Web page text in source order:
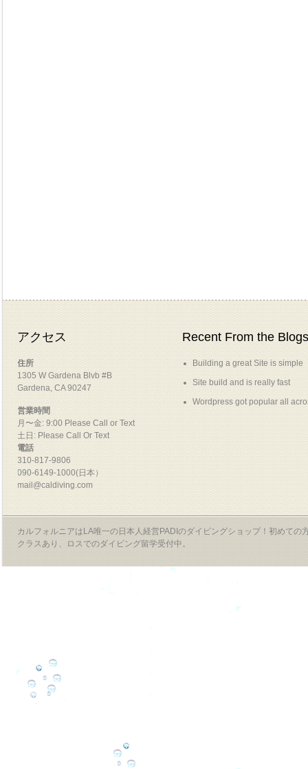
アクセス
住所
1305 W Gardena Blvb #B
Gardena, CA 90247
営業時間
月〜金: 9:00 Please Call or Text
土日: Please Call Or Text
電話
310-817-9806
090-6149-1000(日本）
mail@caldiving.com
Recent From the
Building a great Site is simple
Site build and is really fast
Wordpress got popular all
カルフォルニアはLA唯一の日本人経営PADIのダイビングショップ！初めて
クラスあり、ロスでのダイビング留学受付中。